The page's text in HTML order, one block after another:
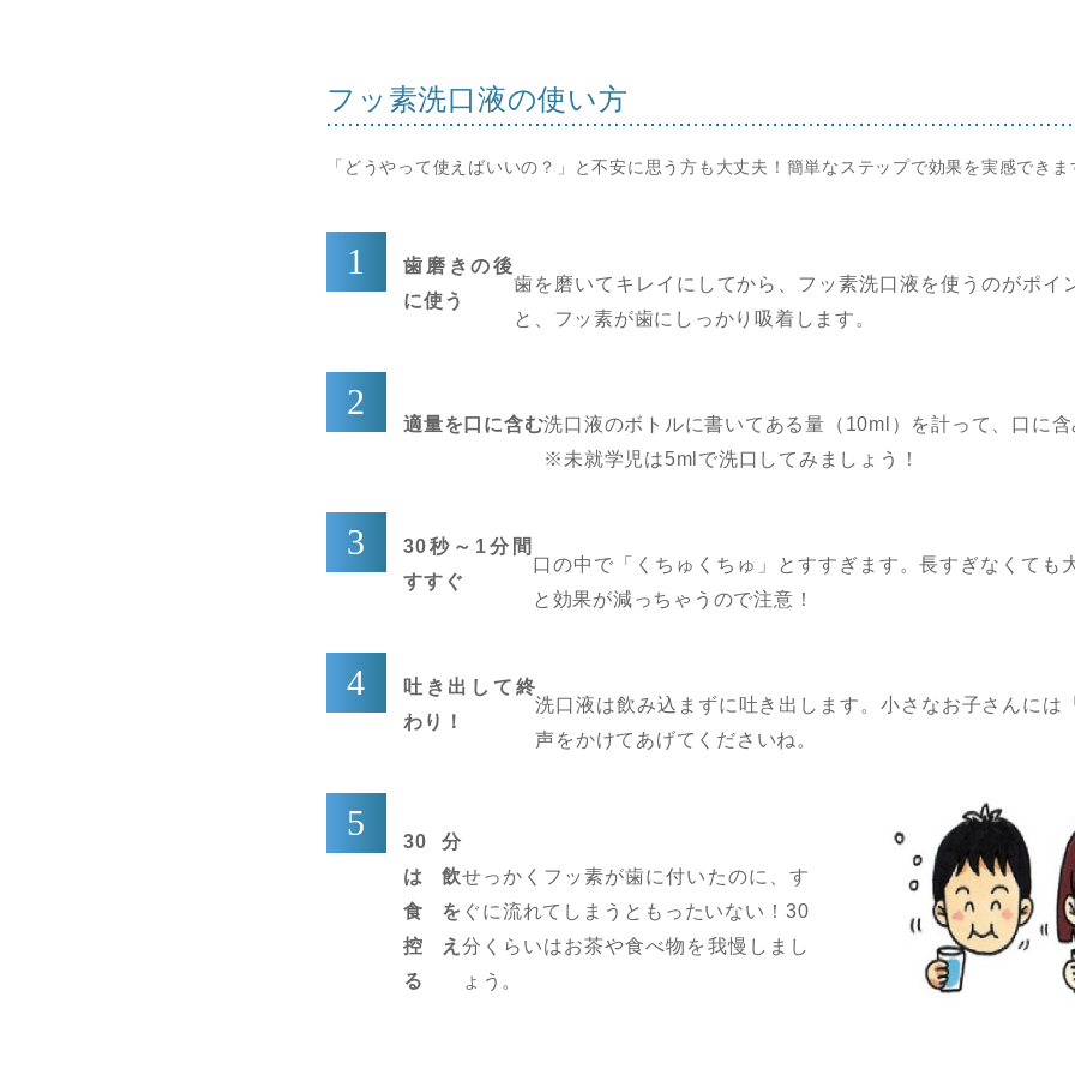
フッ素洗口液の使い方
「どうやって使えばいいの？」と不安に思う方も大丈夫！簡単なステップで効果を実感できま
歯磨きの後
に使う
歯を磨いてキレイにしてから、フッ素洗口液を使うのがポイ
と、フッ素が歯にしっかり吸着します。
適量を口に含む洗口液のボトルに書いてある量（10ml）を計って、口に
※未就学児は5mlで洗口してみましょう！
30秒～1分間
すすぐ
口の中で「くちゅくちゅ」とすすぎます。長すぎなくても
と効果が減っちゃうので注意！
吐き出して終
わり！
洗口液は飲み込まずに吐き出します。小さなお子さんには
声をかけてあげてくださいね。
30分
は飲
食を
控え
る
せっかくフッ素が歯に付いたのに、す
ぐに流れてしまうともったいない！30
分くらいはお茶や食べ物を我慢しまし
ょう。